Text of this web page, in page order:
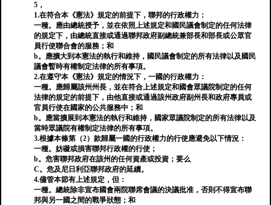
5，
1.在符合本《憲法》規定的前提下，聯邦的行政權力：
一種。應由總統授予，並在依照上述規定和國民議會制定的任何法律
的規定下，由總統直接或通過聯邦政府副總統兼部長和部長或公眾官
員行使聯合會的服務；和
b。應擴大到本憲法的執行和維持，國民議會制定的所有法律以及國民
議會暫時有權制定法律的所有事項。
2.在遵守本《憲法》規定的情況下，一國的行政權力：
一種。應歸屬該州州長，並在符合上述規定和國會眾議院制定的任何
法律的規定的前提下，由他直接或通過該州政府副州長和政府專員或
官員行使在國家的公共服務中；和
b。應當擴展到本憲法的執行和維持，國家眾議院制定的所有法律以及
當時眾議院有權制定法律的所有事項。
3.根據本條第（2）款歸屬一國的行政權力的行使應避免以下情況：
一種。妨礙或損害聯邦行政權的行使；
b。危害聯邦政府在該州的任何資產或投資；要么
C。危及尼日利亞聯邦政府的延續。
4.儘管本節有上述規定，但：
一種。總統除非宣布國會兩院聯席會議的決議批准，否則不得宣布聯
邦與另一國之間的戰爭狀態；和